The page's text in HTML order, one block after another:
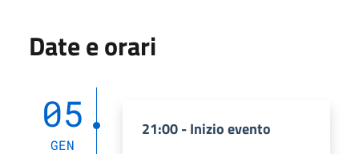
Date e orari
05
GEN
21:00 - Inizio evento